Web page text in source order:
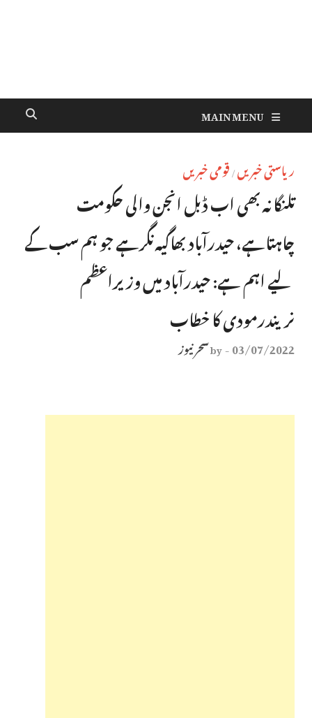
MAIN MENU
ریاستی خبریں / قومی خبریں
تلنگانہ بھی اب ڈبل انجن والی حکومت
چاہتاہے، حیدرآباد بھاگیہ نگرہے جو ہم سب کے
لیے اہم ہے: حیدرآباد میں وزیراعظم
نریندرمودی کا خطاب
03/07/2022
-
byسحر نیوز